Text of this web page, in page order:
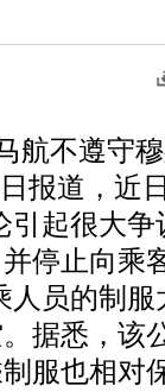
不遵守穆
报道，近
起很大争
停止向乘
人员的制
据悉，该
服也相对